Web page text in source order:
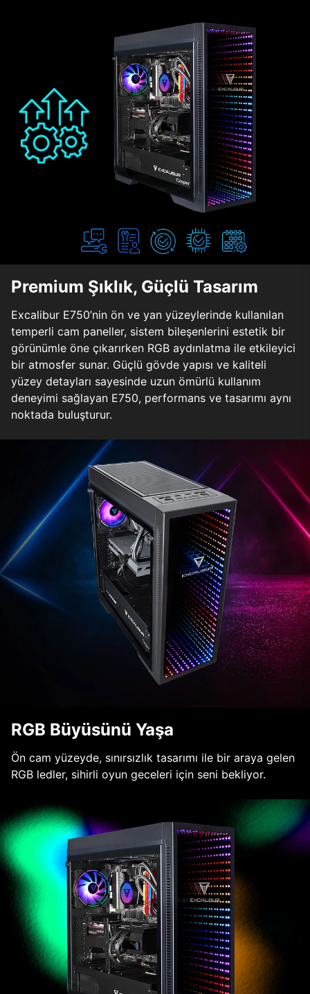
Premium Şıklık, Güçlü Tasarım
Excalibur E750’nin ön ve yan yüzeylerinde kullanılan
temperli cam paneller, sistem bileşenlerini estetik bir
görünümle öne çıkarırken RGB aydınlatma ile etkileyici
bir atmosfer sunar. Güçlü gövde yapısı ve kaliteli
yüzey detayları sayesinde uzun ömürlü kullanım
deneyimi sağlayan E750, performans ve tasarımı aynı
noktada buluşturur.
RGB Büyüsünü Yaşa
Ön cam yüzeyde, sınırsızlık tasarımı ile bir araya gelen
RGB ledler, sihirli oyun geceleri için seni bekliyor.